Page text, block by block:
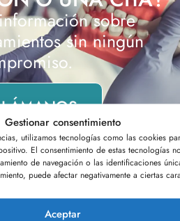
Gestionar consentimiento
utilizamos tecnologías como las cookies
El consentimiento de estas tecnologías
de navegación o las identificaciones
puede afectar negativamente a ciertas
Aceptar
sobre
sin ningún
ESTAMOS